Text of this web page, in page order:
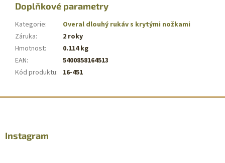
Doplňkové parametry
Kategorie:
Overal dlouhý rukáv s krytými nožkami
Záruka:
2 roky
Hmotnost:
0.114 kg
EAN:
5400858164513
Kód produktu: 16-451
Instagram